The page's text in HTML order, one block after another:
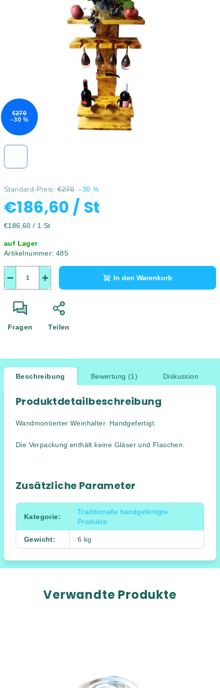
Standard-Preis: €270 –30 %
€186,60 / St
Verkaufspreis:
€186,60 / 1 St
auf Lager
Artikelnummer: 485
+
− In den Warenkorb
Fragen Teilen
€270
–30 %
Beschreibung Bewertung (1) Diskussion
Produktdetailbeschreibung
Wandmontierter Weinhalter. Handgefertigt.
Die Verpackung enthält keine Gläser und Flaschen.
Zusätzliche Parameter
Kategorie:
Traditionelle handgefertigte
Produkte
Gewicht: 6 kg
Verwandte Produkte